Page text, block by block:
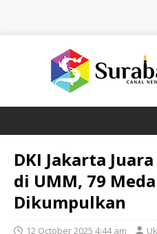
DKI Jakarta
di UMM, 79
Dikumpulkan
12 October 2025 4:44 am